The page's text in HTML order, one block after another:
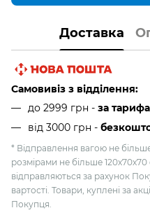
Доставка
Самовивіз з відділення:
до 2999 грн - за
від 3000 грн -
* Відправлення вагою не
розмірами не більше
відправляються за рахунок
вартості. Товари, куплені за
Покупця.